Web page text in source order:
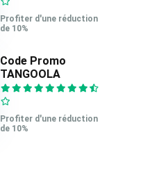
Profiter d'une réduction
de 10%
Code Promo
TANGOOLA
Profiter d'une réduction
de 10%